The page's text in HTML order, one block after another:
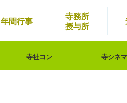
年間行事
寺務所
授与所
寺社コン 寺シネマ